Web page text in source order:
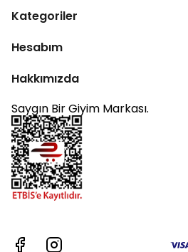
Kategoriler
Hesabım
Hakkımızda
Saygın Bir Giyim Markası.